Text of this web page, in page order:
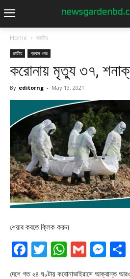
Home জাতীয়
জাতীয় প্রধান খবর
করোনায় মৃত্যু ৩৭,
By editorng - May 19, 2021
শেয়ার করতে ক্লিক করুন
Facebook
TwitterGmail
দেশে গত ২৪ ঘণ্টায় করোনাভাইরাসে আক্রান্ত